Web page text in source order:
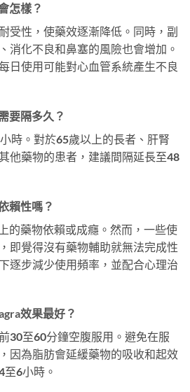
怎樣？
受性，使藥效逐漸降低。同時，副
消化不良和鼻塞的風險也會增加。
日使用可能對心血管系統產生不良
要隔多久？
時。對於65歲以上的長者、肝腎
他藥物的患者，建議間隔延長至48
賴性嗎？
的藥物依賴或成癮。然而，一些使
即覺得沒有藥物輔助就無法完成性
逐步減少使用頻率，並配合心理治
效果最好？
30至60分鐘空腹服用。避免在服
因為脂肪會延緩藥物的吸收和起效
6小時。